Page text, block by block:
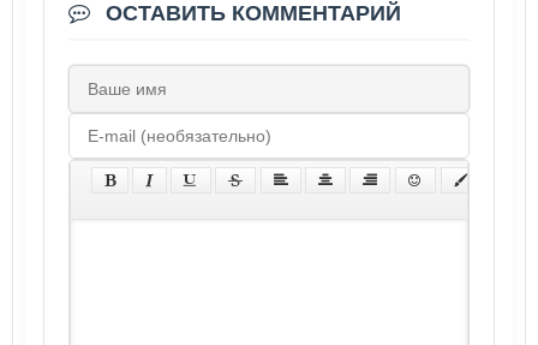
ОСТАВИТЬ КОММЕНТАРИЙ